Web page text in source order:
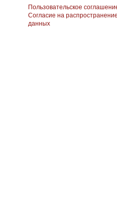
Пользовательское
Согласие на
данных